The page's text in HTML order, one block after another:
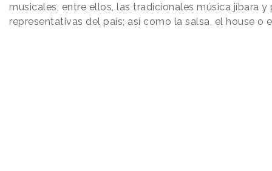
musicales, entre ellos, las tradicionales música jíbara y
representativas del país; así como la salsa, el house o